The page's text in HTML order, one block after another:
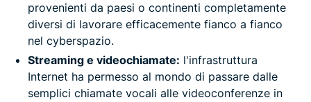
provenienti da paesi o continenti completamente
diversi di lavorare efficacemente fianco a fianco
nel cyberspazio.
Streaming e videochiamate: l'infrastruttura
Internet ha permesso al mondo di passare dalle
semplici chiamate vocali alle videoconferenze in